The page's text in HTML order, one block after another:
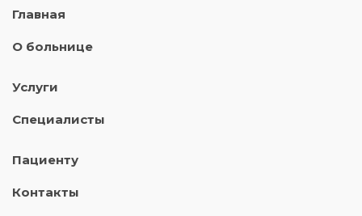
Главная
О больнице
Услуги
Специалисты
Пациенту
Контакты